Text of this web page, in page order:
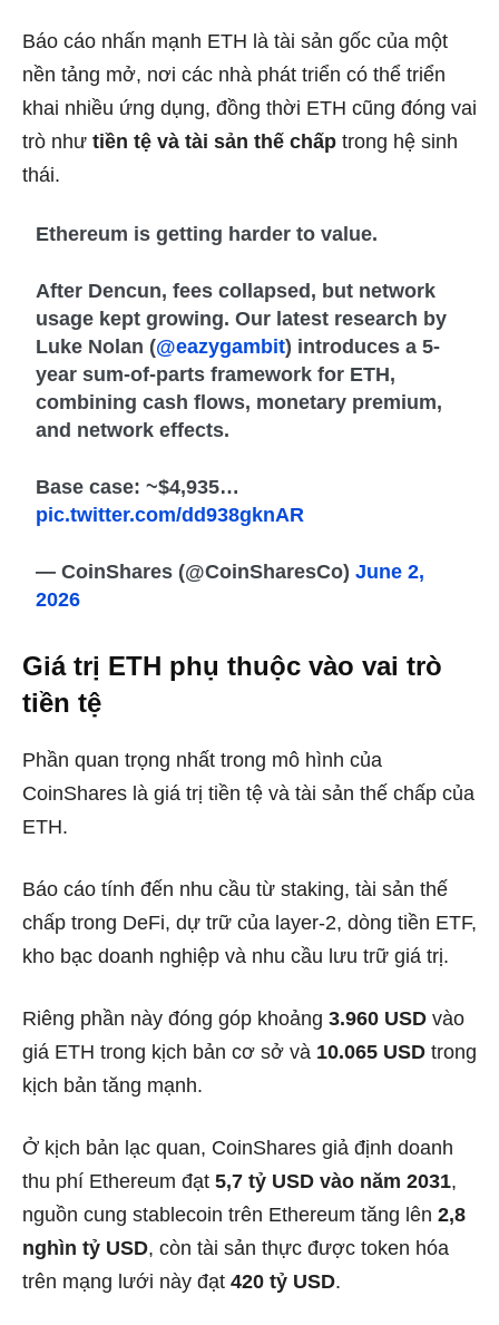
Báo cáo nhấn mạnh ETH là tài sản gốc của một
nền tảng mở, nơi các nhà phát triển có thể triển
khai nhiều ứng dụng, đồng thời ETH cũng đóng vai
trò như tiền tệ và tài sản thế chấp trong hệ sinh
thái.
Ethereum is getting harder to value.
After Dencun, fees collapsed, but network
usage kept growing. Our latest research by
Luke Nolan (@eazygambit) introduces a 5-
year sum-of-parts framework for ETH,
combining cash flows, monetary premium,
and network effects.
Base case: ~$4,935…
pic.twitter.com/dd938gknAR
— CoinShares (@CoinSharesCo)June 2,
2026
Giá trị ETH phụ thuộc vào vai trò
tiền tệ
Phần quan trọng nhất trong mô hình của
CoinShares là giá trị tiền tệ và tài sản thế chấp của
ETH.
Báo cáo tính đến nhu cầu từ staking, tài sản thế
chấp trong DeFi, dự trữ của layer-2, dòng tiền ETF,
kho bạc doanh nghiệp và nhu cầu lưu trữ giá trị.
Riêng phần này đóng góp khoảng 3.960 USD vào
giá ETH trong kịch bản cơ sở và 10.065 USD trong
kịch bản tăng mạnh.
Ở kịch bản lạc quan, CoinShares giả định doanh
thu phí Ethereum đạt 5,7 tỷ USD vào năm 2031,
nguồn cung stablecoin trên Ethereum tăng lên 2,8
nghìn tỷ USD, còn tài sản thực được token hóa
trên mạng lưới này đạt 420 tỷ USD.